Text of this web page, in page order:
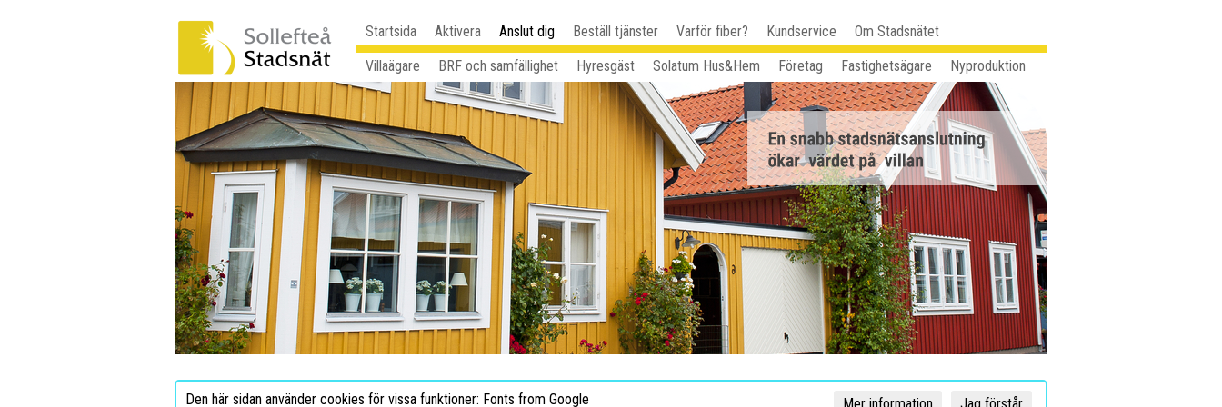
Startsida Aktivera Anslut dig Beställ tjänster Varför fiber? Kundservice
Om Stadsnätet
Villaägare
BRF och samfällighet Hyresgäst Solatum Hus&Hem Företag Fastighetsägare Nyproduktion
Den här sidan använder cookies för vissa funktioner: Fonts from Google